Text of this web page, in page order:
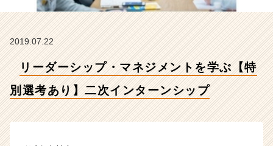
ン
ッ
【株
会
2019.07.22
リーダーシップ・マネジメントを学ぶ【特
別選考あり】二次インターンシップ